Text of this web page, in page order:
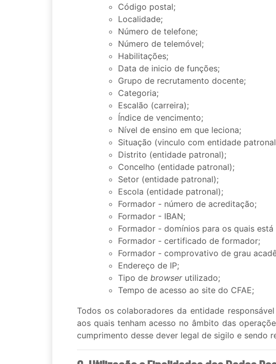
Código postal;
Localidade;
Número de telefone;
Número de telemóvel;
Habilitações;
Data de inicio de funções;
Grupo de recrutamento docente;
Categoria;
Escalão (carreira);
Índice de vencimento;
Nível de ensino em que leciona;
Situação (vinculo com entidade
Distrito (entidade patronal);
Concelho (entidade patronal);
Setor (entidade patronal);
Escola (entidade patronal);
Formador - número de acreditação;
Formador - IBAN;
Formador - domínios para os quais
Formador - certificado de formador;
Formador - comprovativo de grau
Endereço de IP;
Tipo de browserutilizado;
Tempo de acesso ao site do CFAE;
Todos os colaboradores da entidade
aos quais tenham acesso no âmbito das
cumprimento desse dever legal de sigilo e sendo